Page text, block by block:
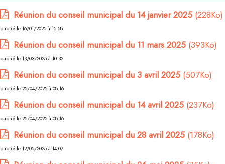
Réunion du conseil municipal du 14 janvier 2025 (228Ko)
publié le 16/01/2025 à 15:58
Réunion du conseil municipal du 11 mars 2025 (393Ko)
publié le 13/03/2025 à 10:32
Réunion du conseil municipal du 3 avril 2025 (507Ko)
publié le 25/04/2025 à 08:16
Réunion du conseil municipal du 14 avril 2025 (237Ko)
publié le 25/04/2025 à 08:16
Réunion du conseil municipal du 28 avril 2025 (178Ko)
publié le 12/05/2025 à 14:07